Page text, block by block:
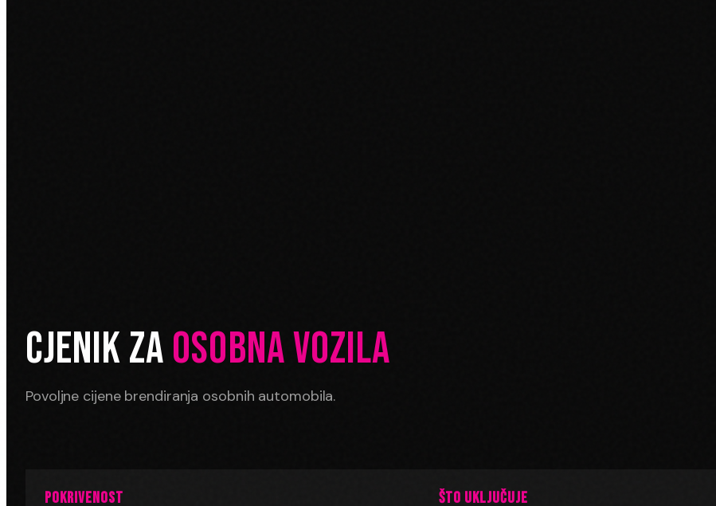
CJENIK ZAOSOBNA VOZILA
Povoljne cijene brendiranja osobnih automobila.
POKRIVENOST ŠTO UKLJUČUJE